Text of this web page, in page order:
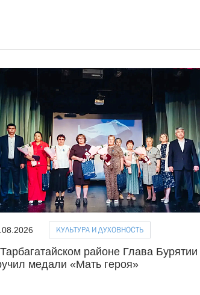
КУЛЬТУРА И ДУХОВНОСТЬ
районе Глава Бурятии
медали «Мать героя»